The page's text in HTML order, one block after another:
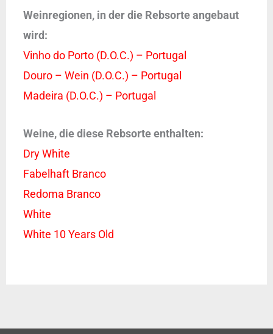
Weinregionen, in der die Rebsorte angebaut
wird:
Vinho do Porto (D.O.C.) – Portugal
Douro – Wein (D.O.C.) – Portugal
Madeira (D.O.C.) – Portugal
Weine, die diese Rebsorte enthalten:
Dry White
Fabelhaft Branco
Redoma Branco
White
White 10 Years Old